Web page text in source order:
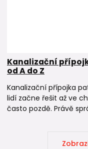
Kanalizační
od A do Z
Kanalizační přípojka
lidí začne řešit až ve
často pozdě. Právě